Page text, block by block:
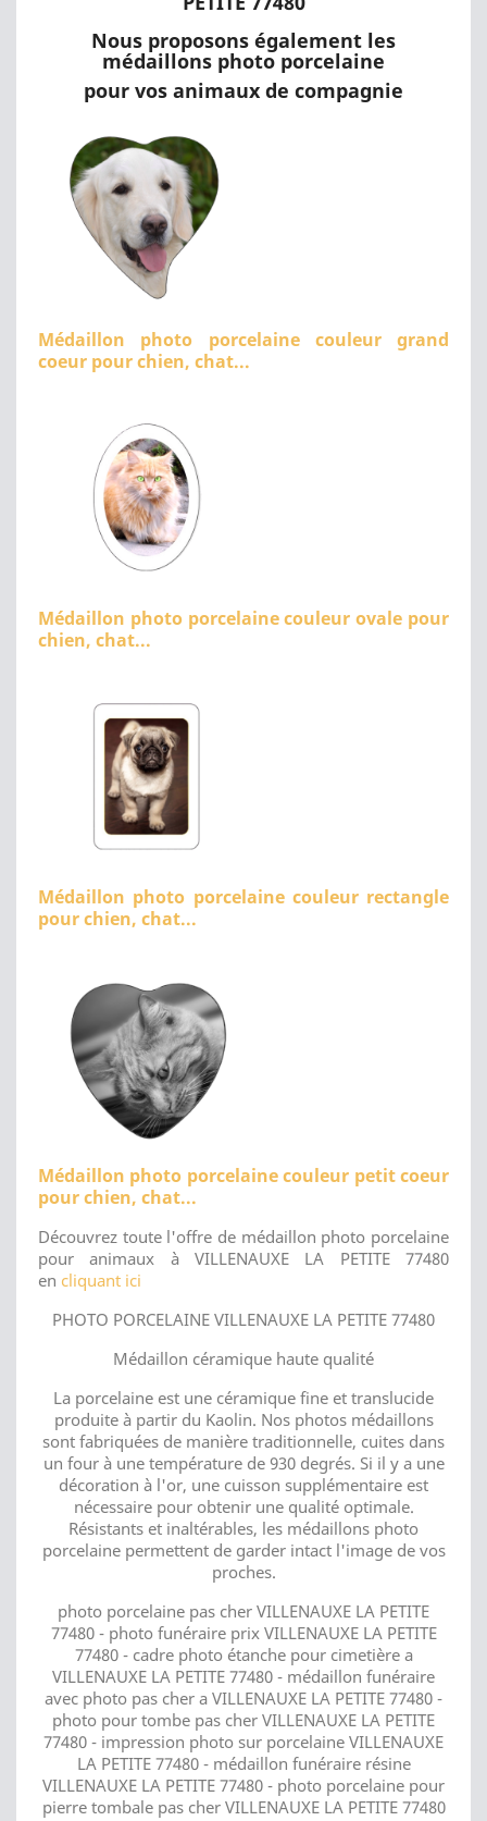
Nous proposons également les
médaillons photo porcelaine
pour vos animaux de compagnie
Médaillon photo porcelaine couleur grand
coeur pour chien, chat...
Médaillon photo porcelaine couleur ovale pour
chien, chat...
Médaillon photo porcelaine couleur rectangle
pour chien, chat...
Médaillon photo porcelaine couleur petit coeur
pour chien, chat...
Découvrez toute l'offre de médaillon photo porcelaine
pour animaux à VILLENAUXE LA PETITE 77480
en cliquant ici
PHOTO PORCELAINE VILLENAUXE LA PETITE 77480
Médaillon céramique haute qualité
La porcelaine est une céramique fine et translucide
produite à partir du Kaolin. Nos photos médaillons
sont fabriquées de manière traditionnelle, cuites dans
un four à une température de 930 degrés. Si il y a une
décoration à l'or, une cuisson supplémentaire est
nécessaire pour obtenir une qualité optimale.
Résistants et inaltérables, les médaillons photo
porcelaine permettent de garder intact l'image de vos
proches.
photo porcelaine pas cher VILLENAUXE LA PETITE
77480 - photo funéraire prix VILLENAUXE LA PETITE
77480 - cadre photo étanche pour cimetière a
VILLENAUXE LA PETITE 77480 - médaillon funéraire
avec photo pas cher a VILLENAUXE LA PETITE 77480 -
photo pour tombe pas cher VILLENAUXE LA PETITE
77480 - impression photo sur porcelaine VILLENAUXE
LA PETITE 77480 - médaillon funéraire résine
VILLENAUXE LA PETITE 77480 - photo porcelaine pour
pierre tombale pas cher VILLENAUXE LA PETITE 77480